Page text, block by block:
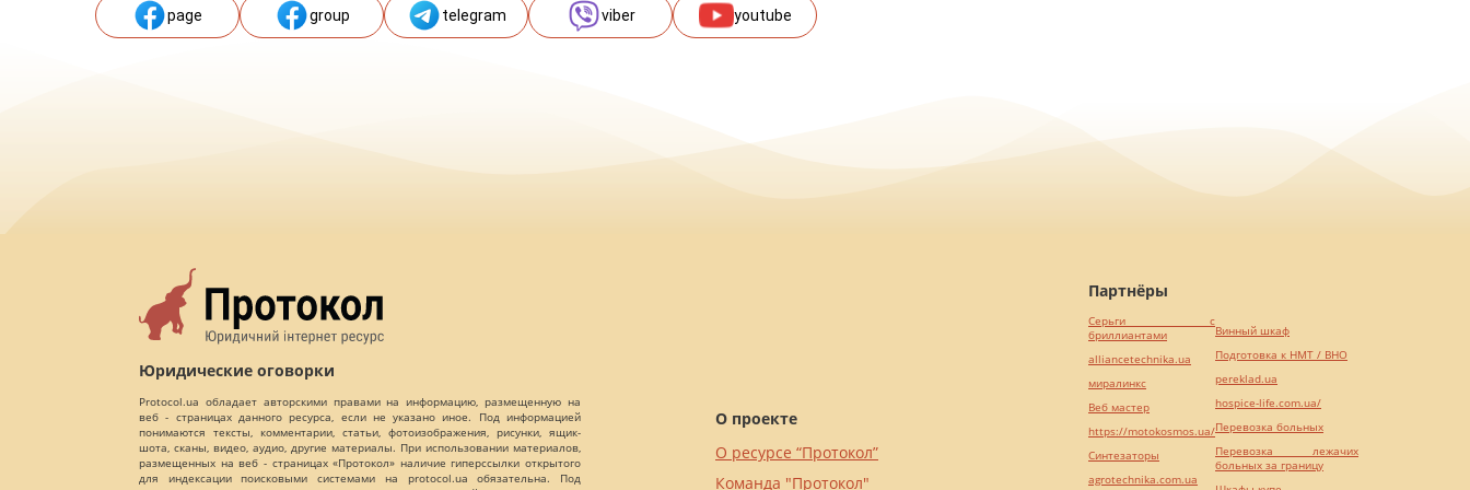
page group telegram viber youtube
Юридические оговорки
Protocol.ua обладает авторскими правами на информацию, размещенную на
веб - страницах данного ресурса, если не указано иное. Под информацией
понимаются тексты, комментарии, статьи, фотоизображения, рисунки, ящик-
шота, сканы, видео, аудио, другие материалы. При использовании материалов,
размещенных на веб - страницах «Протокол» наличие гиперссылки открытого
для индексации поисковыми системами на protocol.ua обязательна. Под
О проекте
О ресурсе “Протокол”
Команда "Протокол"
Партнёры
Серьги с
бриллиантами
alliancetechnika.ua
миралинкс
Веб мастер
https://motokosmos.ua/
Синтезаторы
agrotechnika.com.ua
Винный шкаф
Подготовка к НМТ / ВНО
pereklad.ua
hospice-life.com.ua/
Перевозка больных
Перевозка лежачих
больных за границу